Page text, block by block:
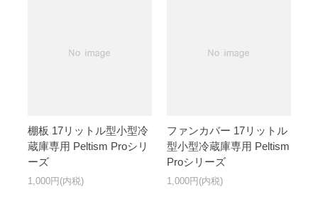
棚板 17リットル型小型冷
蔵庫専用 Peltism Proシリ
ーズ
1,000円(内税)
ファンカバー 17リットル
型小型冷蔵庫専用 Peltism
Proシリーズ
1,000円(内税)